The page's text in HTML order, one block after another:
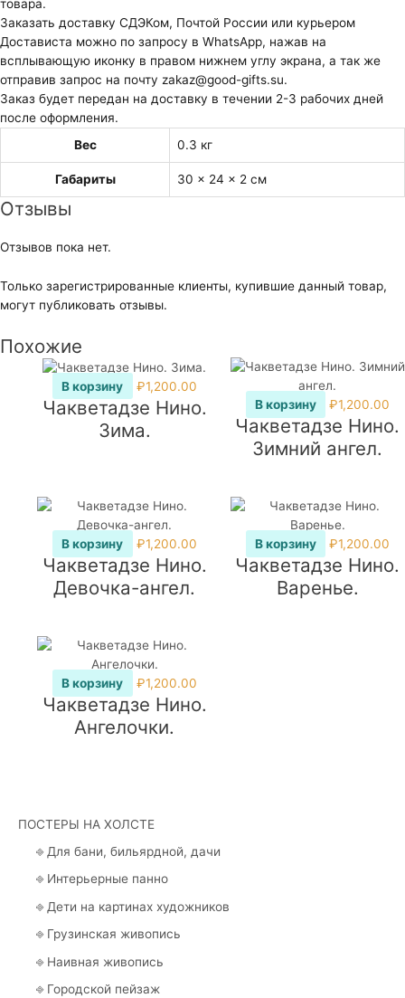
ПОСТЕРЫ НА ХОЛСТЕ
⎆ Для бани, бильярдной, дачи
⎆ Интерьерные панно
⎆ Дети на картинах художников
⎆ Грузинская живопись
⎆ Наивная живопись
⎆ Городской пейзаж
товара.
Заказать доставку СДЭКом, Почтой России или курьером
Достависта можно по запросу в WhatsApp, нажав на
всплывающую иконку в правом нижнем углу экрана, а так же
отправив запрос на почту zakaz@good-gifts.su.
Заказ будет передан на доставку в течении 2-3 рабочих дней
после оформления.
Вес
0.3 кг
Габариты 30 × 24 × 2 см
Отзывы
Отзывов пока нет.
Только зарегистрированные клиенты, купившие данный товар,
могут публиковать отзывы.
Похожие
В корзину ₽1,200.00
Чакветадзе Нино.
Зима.
В корзину ₽1,200.00
Чакветадзе Нино.
Зимний ангел.
В корзину ₽1,200.00
Чакветадзе Нино.
Девочка-ангел.
В корзину ₽1,200.00
Чакветадзе Нино.
Варенье.
В корзину ₽1,200.00
Чакветадзе Нино.
Ангелочки.